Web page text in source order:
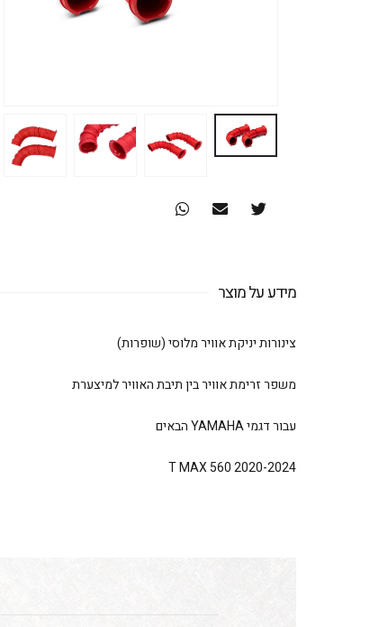
מידע על מוצר
צינורות יניקת אוויר מלוסי (שופרות)
משפר זרימת אוויר בין תיבת האוויר למיצערת
עבור דגמי YAMAHA הבאים
T MAX 560 2020-2024